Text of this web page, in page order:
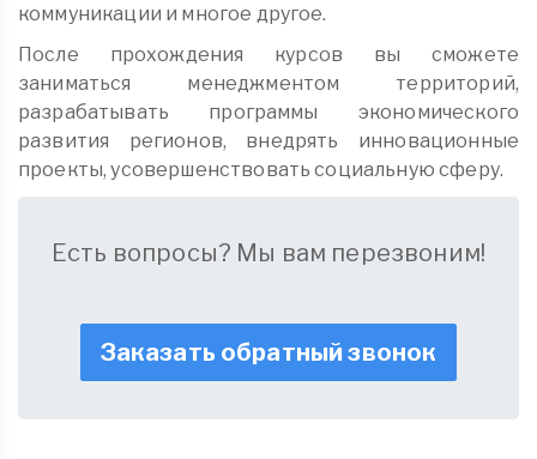
коммуникации и многое другое.
После прохождения курсов вы сможете
заниматься менеджментом территорий,
разрабатывать программы экономического
развития регионов, внедрять инновационные
проекты, усовершенствовать социальную сферу.
Есть вопросы? Мы вам перезвоним!
Заказать обратный звонок